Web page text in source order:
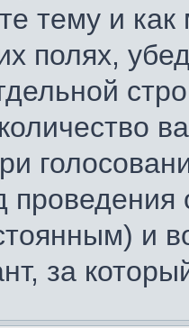
тему и
полях,
проведения
и
за